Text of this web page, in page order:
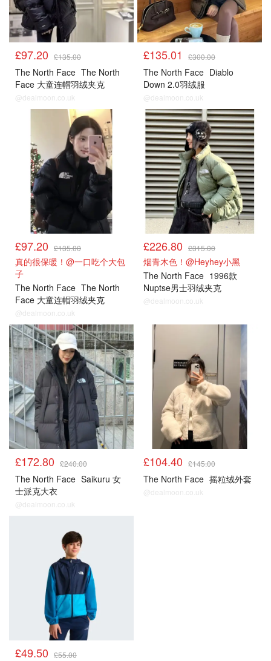
£97.20 £135.00
The North Face The North
Face 大童连帽羽绒夹克
@dealmoon.co.uk
£135.01 £300.00
The North Face Diablo
Down 2.0羽绒服
@dealmoon.co.uk
£97.20 £135.00
真的很保暖！@一口吃个大包
子
The North Face The North
Face 大童连帽羽绒夹克
@dealmoon.co.uk
£226.80 £315.00
烟青木色！@Heyhey小黑
The North Face 1996款
Nuptse男士羽绒夹克
@dealmoon.co.uk
£172.80 £240.00
The North Face Saikuru 女
士派克大衣
@dealmoon.co.uk
£104.40 £145.00
The North Face 摇粒绒外套
@dealmoon.co.uk
£49.50 £55.00